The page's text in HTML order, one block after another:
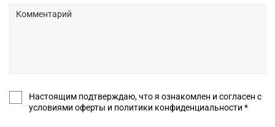
Настоящим подтверждаю, что я ознакомлен и согласен с
условиями оферты и политики конфиденциальности *